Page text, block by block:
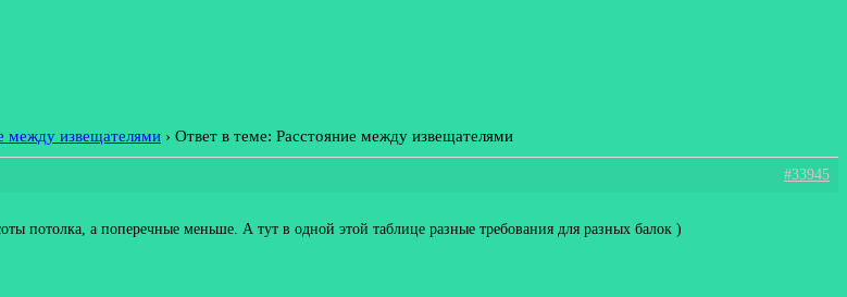
между извещателями › Ответ в теме: Расстояние между извещателями
#33945
потолка, а поперечные меньше. А тут в одной этой таблице разные требования для разных балок )